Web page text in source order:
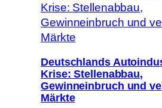
Deutschlands
Krise: Stellenabbau,
Gewinneinbruch und
Märkte